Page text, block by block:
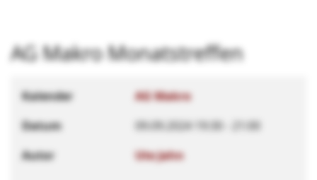
AG Makro Monatstreffen
Kalender
AG Makro
Datum
09.09.2024 19:30
21:00
Autor
Ute Jahn